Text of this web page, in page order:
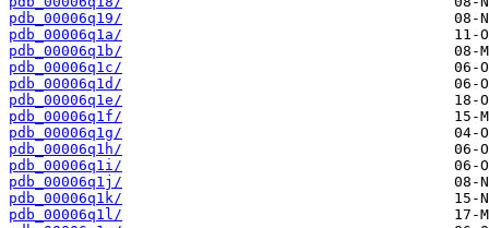
pdb_00006q19/
pdb_00006q1a/
pdb_00006q1b/
pdb_00006q1c/
pdb_00006q1d/
pdb_00006q1e/
pdb_00006q1f/
pdb_00006q1g/
pdb_00006q1h/
pdb_00006q1i/
pdb_00006q1j/
pdb_00006q1k/
pdb_00006q1l/